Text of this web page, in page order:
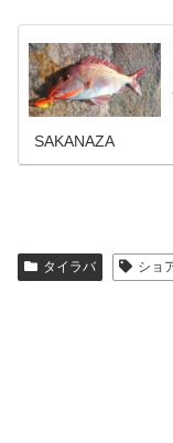
SAKANAZA
タイラバ ショ